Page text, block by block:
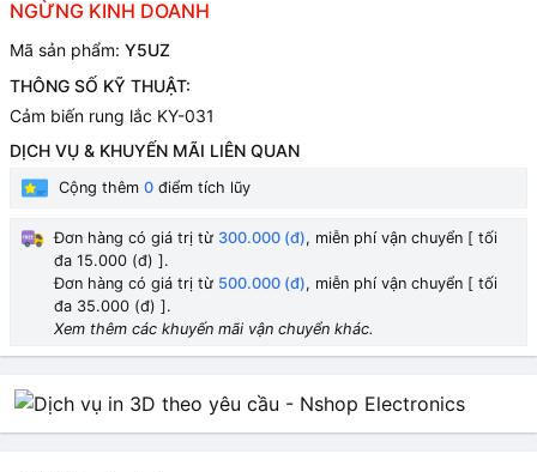
NGỪNG KINH DOANH
Mã sản phẩm: Y5UZ
THÔNG SỐ KỸ THUẬT:
Cảm biến rung lắc KY-031
DỊCH VỤ & KHUYẾN MÃI LIÊN QUAN
Cộng thêm 0 điểm tích lũy
Đơn hàng có giá trị từ 300.000 (đ), miễn phí vận chuyển [ tối
đa 15.000 (đ) ].
Đơn hàng có giá trị từ 500.000 (đ), miễn phí vận chuyển [ tối
đa 35.000 (đ) ].
Xem thêm các khuyến mãi vận chuyển khác.